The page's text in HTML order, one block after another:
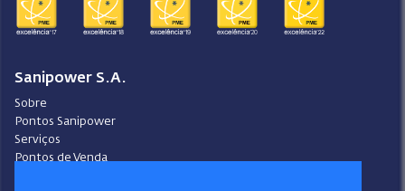
Sanipower S.A.
Sobre
Pontos Sanipower
Serviços
Pontos de Venda